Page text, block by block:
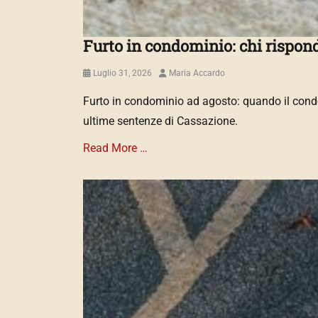
C
s
a
z
o
e
2
5
4
1
/
2
0
Furto in condominio: chi
Posted
Luglio 31, 2026 Author
Maria Accardo
Furto in condominio ad agosto: quando il
ultime sentenze di Cassazione.
Read More …
Categories
N
O
R
M
A
T
V